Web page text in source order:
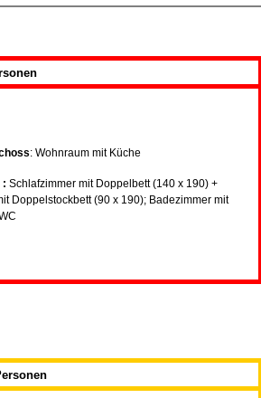
: Wohnraum mit Küche
: Schlafzimmer mit Doppelbett (140 x 190) +
Doppelstockbett (90 x 190); Badezimmer mit